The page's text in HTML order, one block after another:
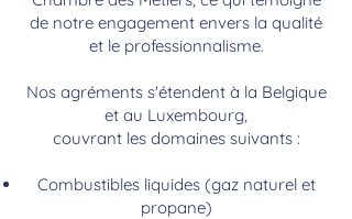
de notre engagement envers la qualité
et le professionnalisme.
Nos agréments s'étendent à la Belgique
et au Luxembourg,
couvrant les domaines suivants :
Combustibles liquides (gaz naturel et
propane)